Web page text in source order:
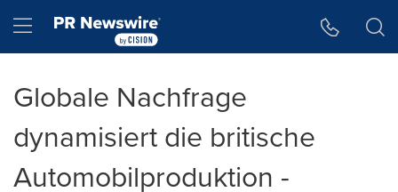
Hamburger menu
Globale Nachfrage
dynamisiert die britische
Automobilproduktion -